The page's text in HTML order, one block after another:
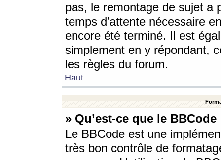
pas, le remontage de sujet a
temps d’attente nécessaire
encore été terminé. Il est
simplement en y répondant,
les règles du forum.
Haut
» Qu’est-ce que le BBCode
Le BBCode est une
très bon contrôle de